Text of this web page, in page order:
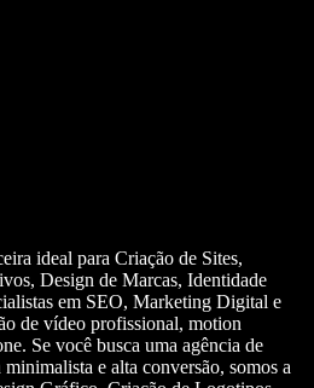
ideal para Criação de Sites,
Design de Marcas, Identidade
em SEO, Marketing Digital e
de vídeo profissional, motion
Se você busca uma agência de
e alta conversão, somos a